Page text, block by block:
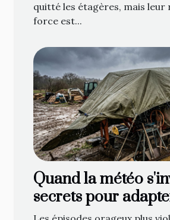
quitté les étagères, mais leur
force est...
Quand la météo
secrets pour
bâches face aux